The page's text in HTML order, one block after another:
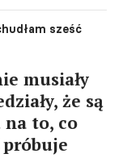
sześć
musiały
że są
na to, co